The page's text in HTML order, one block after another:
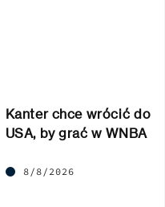
Kanter chce wrócić do
USA, by grać w WNBA
8/8/2026